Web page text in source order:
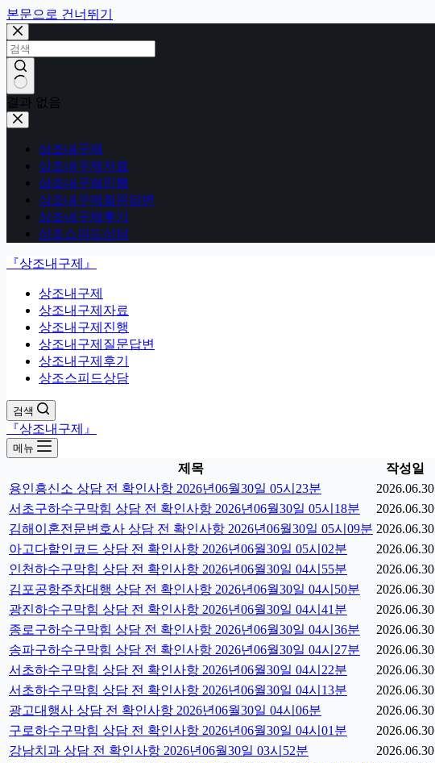
본문으로 건너뛰기
결과 없음
상조내구제
상조내구제자료
상조내구제진행
상조내구제질문답변
상조내구제후기
상조스피드상담
『상조내구제』
상조내구제
상조내구제자료
상조내구제진행
상조내구제질문답변
상조내구제후기
상조스피드상담
검색
『상조내구제』
메뉴
제목
작성일
용인흥신소 상담 전 확인사항 2026년06월30일 05시23분
2026.06.30
서초구하수구막힘 상담 전 확인사항 2026년06월30일 05시18분
2026.06.30
김해이혼전문변호사 상담 전 확인사항 2026년06월30일 05시09분 2026.06.30
아고다할인코드 상담 전 확인사항 2026년06월30일 05시02분
2026.06.30
인천하수구막힘 상담 전 확인사항 2026년06월30일 04시55분
2026.06.30
김포공항주차대행 상담 전 확인사항 2026년06월30일 04시50분
2026.06.30
광진하수구막힘 상담 전 확인사항 2026년06월30일 04시41분
2026.06.30
종로구하수구막힘 상담 전 확인사항 2026년06월30일 04시36분
2026.06.30
송파구하수구막힘 상담 전 확인사항 2026년06월30일 04시27분
2026.06.30
서초하수구막힘 상담 전 확인사항 2026년06월30일 04시22분
2026.06.30
서초하수구막힘 상담 전 확인사항 2026년06월30일 04시13분
2026.06.30
광고대행사 상담 전 확인사항 2026년06월30일 04시06분
2026.06.30
구로하수구막힘 상담 전 확인사항 2026년06월30일 04시01분
2026.06.30
강남치과 상담 전 확인사항 2026년06월30일 03시52분
2026.06.30